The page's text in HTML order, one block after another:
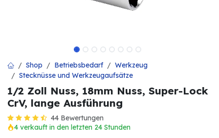
Shop Betriebsbedarf
Werkzeug
Stecknüsse und Werkzeugaufsätze
1/2 Zoll Nuss, 18mm Nuss, Super-Lock
CrV, lange Ausführung
44 Bewertungen
4 verkauft in den letzten 24 Stunden